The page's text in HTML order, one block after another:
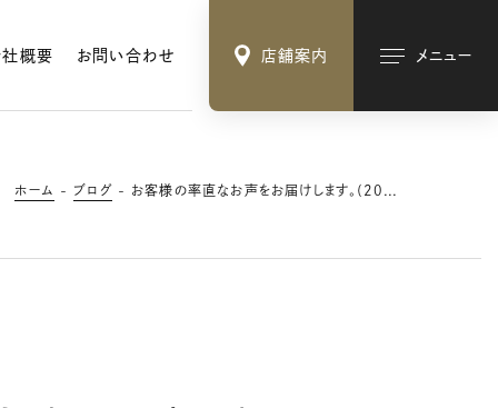
概要 お問い合わせ 店舗案内 メニュー
ホーム ブログ